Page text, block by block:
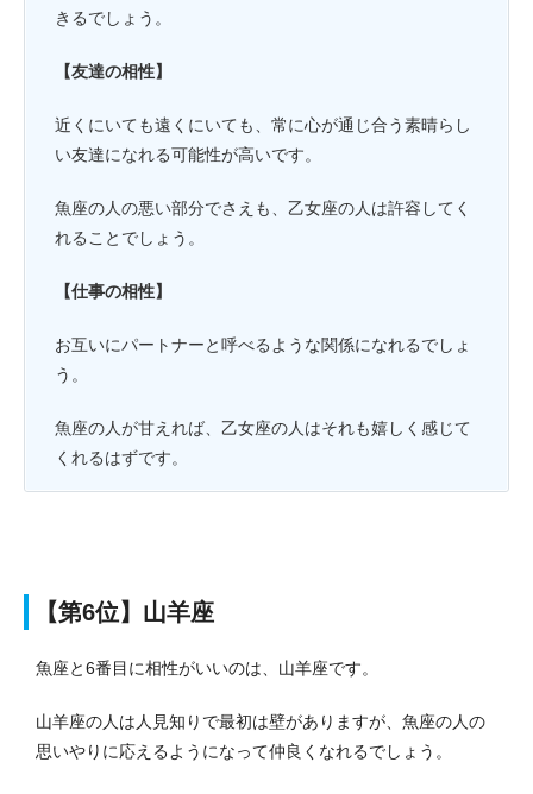
きるでしょう。
【友達の相性】
近くにいても遠くにいても、常に心が通じ合う素晴らし
い友達になれる可能性が高いです。
魚座の人の悪い部分でさえも、乙女座の人は許容してく
れることでしょう。
【仕事の相性】
お互いにパートナーと呼べるような関係になれるでしょ
う。
魚座の人が甘えれば、乙女座の人はそれも嬉しく感じて
くれるはずです。
【第6位】山羊座
魚座と6番目に相性がいいのは、山羊座です。
山羊座の人は人見知りで最初は壁がありますが、魚座の人の
思いやりに応えるようになって仲良くなれるでしょう。